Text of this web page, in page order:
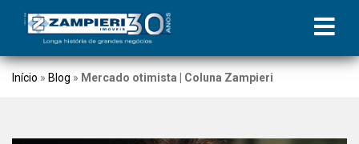
Início » Blog » Mercado otimista | Coluna Zampieri